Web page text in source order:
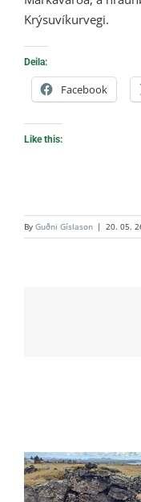
Krýsuvíkurvegi.
Deila:
Facebook
Like this:
By Guðni Gíslason | 20. 05.
30. Ratleikur